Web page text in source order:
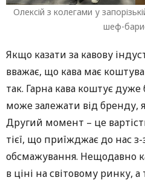
Олексій з колегами у
шеф-
Якщо казати за кавову
вважає, що кава має
так. Гарна кава коштує
може залежати від бренду,
Другий момент – це
тієї, що приїжджає до нас
обсмажування. Нещодавно
в ціні на світовому ринку,